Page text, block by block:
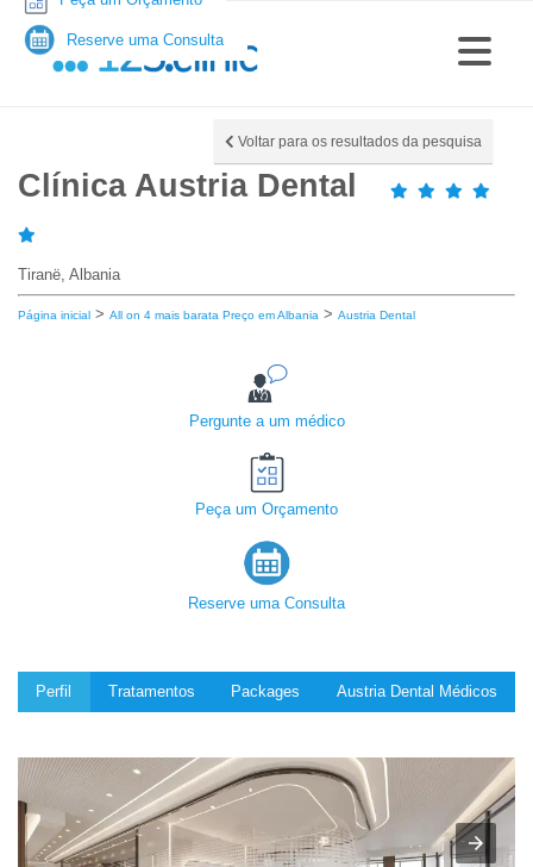
Voltar para os resultados da pesquisa
Clínica Austria Dental
Tiranë, Albania
Página inicial > All on 4 mais barata Preço em Albania > Austria Dental
Pergunte a um médico
Peça um Orçamento
Reserve uma Consulta
Perfil Tratamentos Packages Austria Dental Médicos
Reserve uma Consulta